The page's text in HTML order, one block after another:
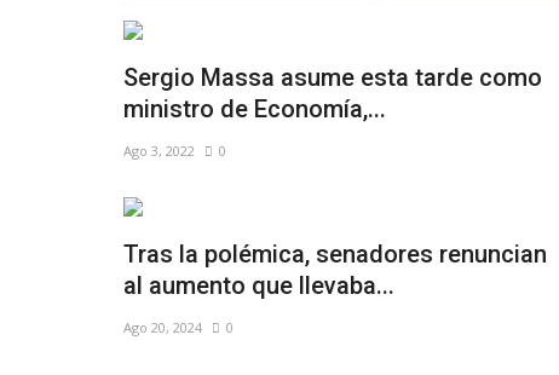
Sergio Massa asume esta tarde como
ministro de Economía,...
Ago 3, 2022 0
Tras la polémica, senadores renuncian
al aumento que llevaba...
Ago 20, 2024 0